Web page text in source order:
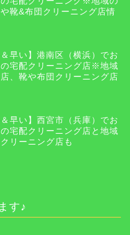
や靴&布団クリーニング店情
＆早い】港南区（横浜）でお
宅配クリーニング店※地域
、靴や布団クリーニング店
＆早い】西宮市（兵庫）でお
宅配クリーニング店と地域
リーニング店も
す♪